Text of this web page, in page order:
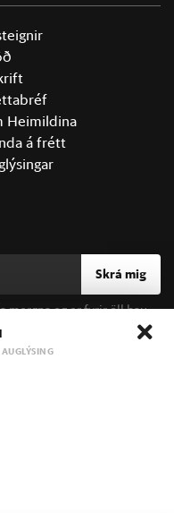
Heimildina
á frétt
Skrá mig
morgna og er fyrir öll þau
óháð
áskrift að Heimildinni